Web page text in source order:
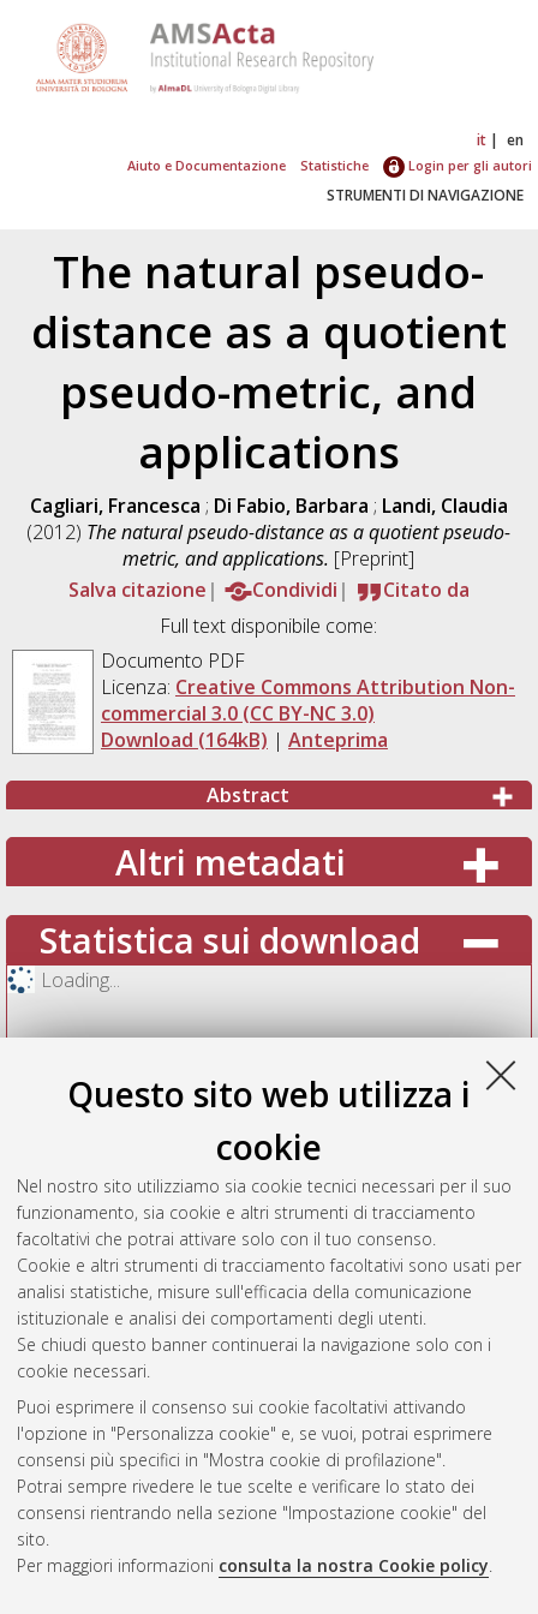
Questo sito web utilizza i
cookie
Nel nostro sito utilizziamo sia cookie tecnici necessari per il suo
funzionamento, sia cookie e altri strumenti di tracciamento
facoltativi che potrai attivare solo con il tuo consenso.
Cookie e altri strumenti di tracciamento facoltativi sono usati per
analisi statistiche, misure sull'efficacia della comunicazione
istituzionale e analisi dei comportamenti degli utenti.
Se chiudi questo banner continuerai la navigazione solo con i
cookie necessari.
Puoi esprimere il consenso sui cookie facoltativi attivando
l'opzione in "Personalizza cookie" e, se vuoi, potrai esprimere
consensi più specifici in "Mostra cookie di profilazione".
Potrai sempre rivedere le tue scelte e verificare lo stato dei
consensi rientrando nella sezione "Impostazione cookie" del
sito.
Per maggiori informazioni consulta la nostra Cookie policy.
it en
Aiuto e Documentazione Statistiche Login per gli autori
STRUMENTI DI NAVIGAZIONE
The natural pseudo-
distance as a quotient
pseudo-metric, and
applications
Cagliari, Francesca ; Di Fabio, Barbara ; Landi, Claudia
(2012) The natural pseudo-distance as a quotient pseudo-
metric, and applications. [Preprint]
Salva citazione
Condividi
Citato da
Full text disponibile come:
Documento PDF
Licenza: Creative Commons Attribution Non-
commercial 3.0 (CC BY-NC 3.0)
Download (164kB) | Anteprima
Abstract
Altri metadati
Statistica sui download
Loading...
Vedi altre statistiche
Gestione del documento:
Atom
Rss
AMS Acta
ISSN: 2038-7954
re3data.org -
doi.org/10.17616/R3P19R
Servizio implementato e
Impostazioni Cookie